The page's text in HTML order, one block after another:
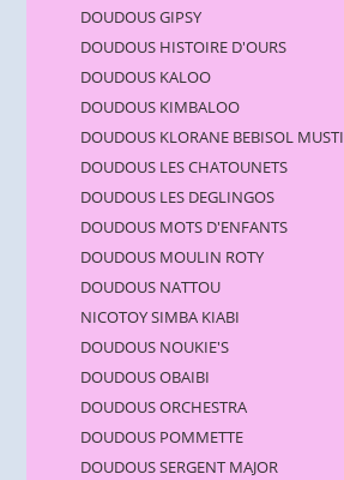
DOUDOUS GIPSY
DOUDOUS HISTOIRE D'OURS
DOUDOUS KALOO
DOUDOUS KIMBALOO
DOUDOUS KLORANE BEBISOL MUSTI
DOUDOUS LES CHATOUNETS
DOUDOUS LES DEGLINGOS
DOUDOUS MOTS D'ENFANTS
DOUDOUS MOULIN ROTY
DOUDOUS NATTOU
NICOTOY SIMBA KIABI
DOUDOUS NOUKIE'S
DOUDOUS OBAIBI
DOUDOUS ORCHESTRA
DOUDOUS POMMETTE
DOUDOUS SERGENT MAJOR